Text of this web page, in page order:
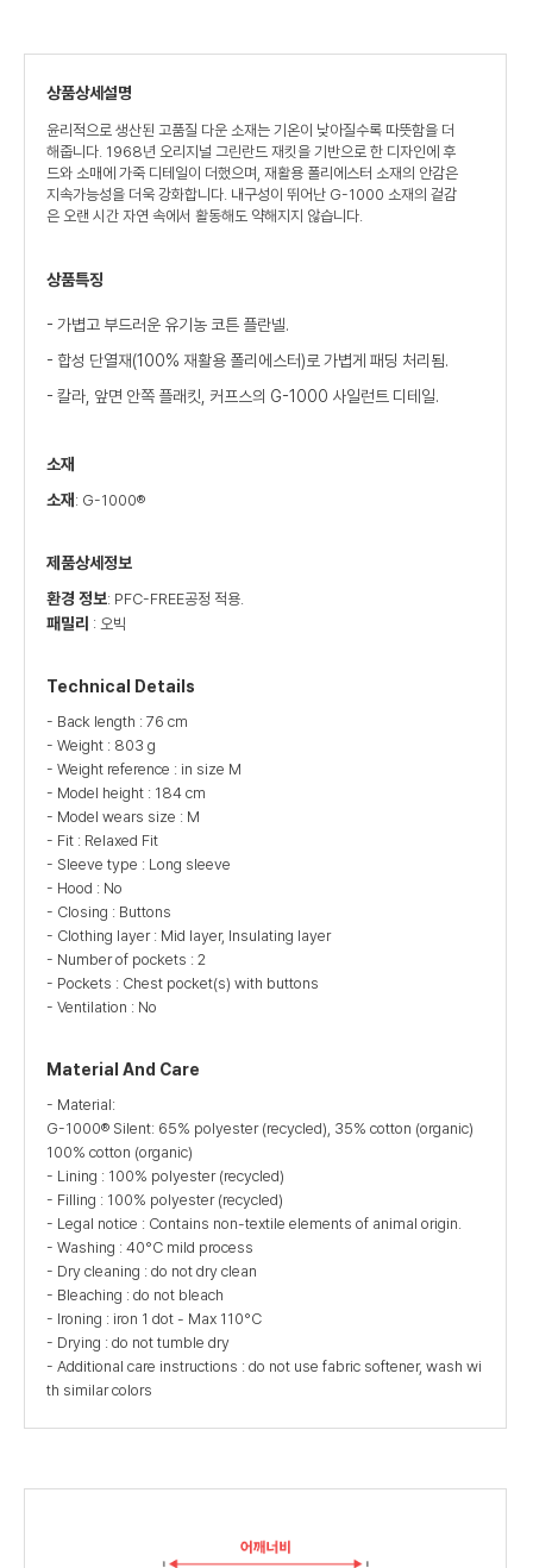
상품상세설명
윤리적으로 생산된 고품질 다운 소재는 기온이 낮아질수록 따뜻함을 더
해줍니다. 1968년 오리지널 그린란드 재킷을 기반으로 한 디자인에 후
드와 소매에 가죽 디테일이 더했으며, 재활용 폴리에스터 소재의 안감은
지속가능성을 더욱 강화합니다. 내구성이 뛰어난 G-1000 소재의 겉감
은 오랜 시간 자연 속에서 활동해도 약해지지 않습니다.
상품특징
- 가볍고 부드러운 유기농 코튼 플란넬.
- 합성 단열재(100% 재활용 폴리에스터)로 가볍게 패딩 처리됨.
- 칼라, 앞면 안쪽 플래킷, 커프스의 G-1000 사일런트 디테일.
소재
소재 : G-1000®
제품상세정보
환경 정보: PFC-FREE공정 적용.
패밀리 : 오빅
Technical Details
- Back length : 76 cm
- Weight : 803 g
- Weight reference : in size M
- Model height : 184 cm
- Model wears size : M
- Fit : Relaxed Fit
- Sleeve type : Long sleeve
- Hood : No
- Closing : Buttons
- Clothing layer : Mid layer, Insulating layer
- Number of pockets : 2
- Pockets : Chest pocket(s) with buttons
- Ventilation : No
Material And Care
- Material:
G-1000® Silent: 65% polyester (recycled), 35% cotton (organic)
100% cotton (organic)
- Lining : 100% polyester (recycled)
- Filling : 100% polyester (recycled)
- Legal notice : Contains non-textile elements of animal origin.
- Washing : 40°C mild process
- Dry cleaning : do not dry clean
- Bleaching : do not bleach
- Ironing : iron 1 dot - Max 110°C
- Drying : do not tumble dry
- Additional care instructions : do not use fabric softener, wash wi
th similar colors